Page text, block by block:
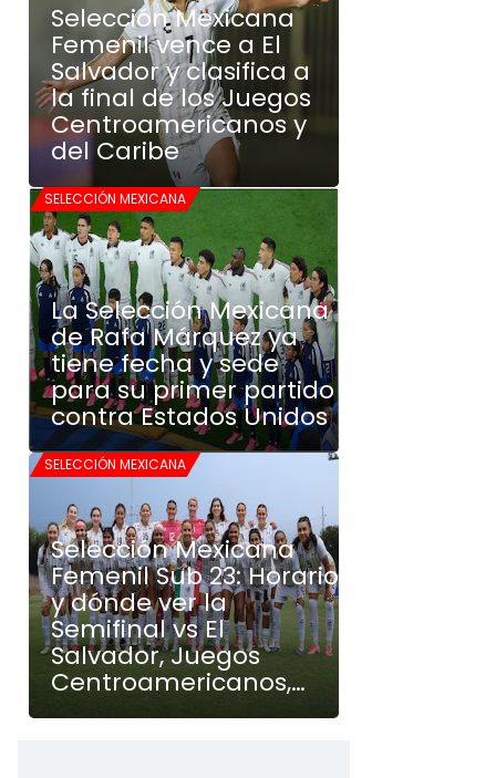
Selección Mexicana
Femenil vence a El
Salvador y clasifica a
la final de los Juegos
Centroamericanos y
del Caribe
SELECCIÓN MEXICANA
La Selección Mexicana
de Rafa Márquez ya
tiene fecha y sede
para su primer partido
contra Estados Unidos
SELECCIÓN MEXICANA
Selección Mexicana
Femenil Sub 23: Horario
y dónde ver la
Semifinal vs El
Salvador, Juegos
Centroamericanos,